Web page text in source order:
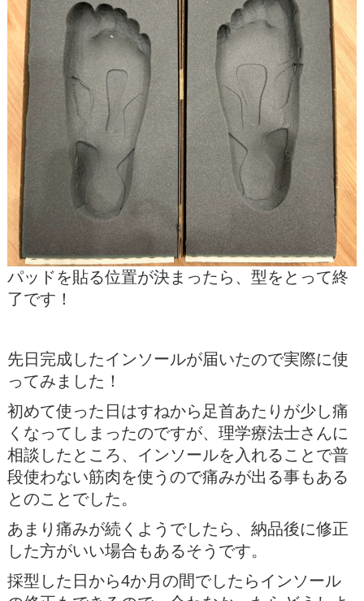
パッドを貼る位置が決まったら、型をとって終
了です！
先日完成したインソールが届いたので実際に使
ってみました！
初めて使った日はすねから足首あたりが少し痛
くなってしまったのですが、理学療法士さんに
相談したところ、インソールを入れることで普
段使わない筋肉を使うので痛みが出る事もある
とのことでした。
あまり痛みが続くようでしたら、納品後に修正
した方がいい場合もあるそうです。
採型した日から4か月の間でしたらインソール